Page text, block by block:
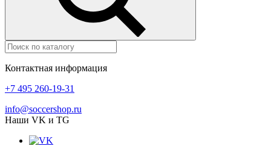
Контактная информация
+7 495 260-19-31
info@soccershop.ru
Наши VK и TG